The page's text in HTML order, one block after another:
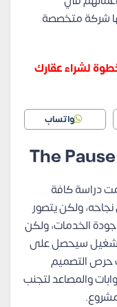
شركة متخصصة
لشراء عقارك
واتساب
The
دراسة كافة
ولكن يتصور
الخدمات، ولكن
سيحصل على
حرص التصميم
والمصاعد لتجنب